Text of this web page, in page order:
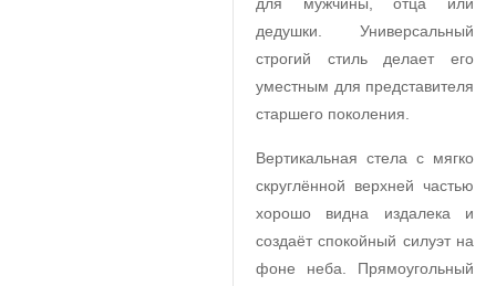
дедушки. Универсальный
строгий стиль делает его
уместным для представителя
старшего поколения.
Вертикальная стела с мягко
скруглённой верхней частью
хорошо видна издалека и
создаёт спокойный силуэт на
фоне неба. Прямоугольный